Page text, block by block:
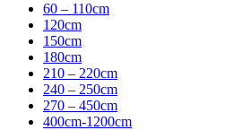
60 – 110cm
120cm
150cm
180cm
210 – 220cm
240 – 250cm
270 – 450cm
400cm-1200cm